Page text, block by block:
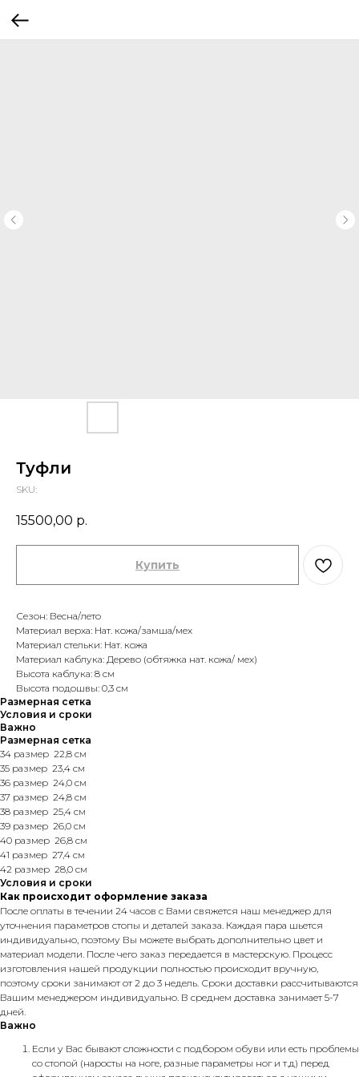
Туфли
SKU:
15500,00 р.
Купить
Сезон: Весна/лето
Материал верха: Нат. кожа/замша/мех
Материал стельки: Нат. кожа
Материал каблука: Дерево (обтяжка нат. кожа/ мех)
Высота каблука: 8 см
Высота подошвы: 0,3 см
Размерная сетка
Условия и сроки
Важно
Размерная сетка
34 размер 22,8 см
35 размер 23,4 см
36 размер 24,0 см
37 размер 24,8 см
38 размер 25,4 см
39 размер 26,0 см
40 размер 26,8 см
41 размер 27,4 см
42 размер 28,0 см
Условия и сроки
Как происходит оформление заказа
После оплаты в течении 24 часов с Вами свяжется наш менеджер для
уточнения параметров стопы и деталей заказа. Каждая пара шьется
индивидуально, поэтому Вы можете выбрать дополнительно цвет и
материал модели. После чего заказ передается в мастерскую. Процесс
изготовления нашей продукции полностью происходит вручную,
поэтому сроки занимают от 2 до 3 недель. Сроки доставки рассчитываются
Вашим менеджером индивидуально. В среднем доставка занимает 5-7
дней.
Важно
Если у Вас бывают сложности с подбором обуви или есть проблемы
со стопой (наросты на ноге, разные параметры ног и т.д) перед